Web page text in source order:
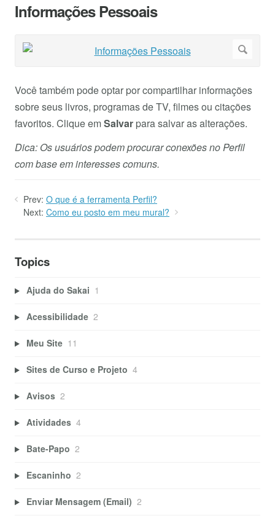
Informações Pessoais
Você também pode optar por compartilhar informações
sobre seus livros, programas de TV, filmes ou citações
favoritos. Clique emSalvar para salvar as alterações.
Dica: Os usuários podem procurar conexões no Perfil
com base em interesses comuns.
Prev: O que é a ferramenta Perfil?
Next: Como eu posto em meu mural?
Topics
Ajuda do Sakai 1
Acessibilidade 2
Meu Site 11
Sites de Curso e Projeto 4
Avisos 2
Atividades 4
Bate-Papo 2
Escaninho 2
Enviar Mensagem (Email) 2